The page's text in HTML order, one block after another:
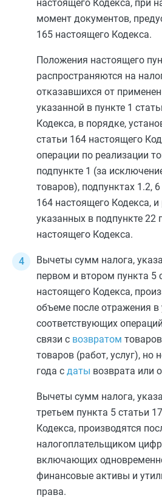
настоящего Кодекса, при
момент документов,
165 настоящего Кодекса.
Положения настоящего
распространяются на
отказавшихся от
указанной в пункте 1
Кодекса, в порядке,
статьи 164 настоящего
операции по реализации
подпункте 1 (за
товаров), подпунктах 1.2, 6
164 настоящего Кодекса, и
указанных в подпункте 22
настоящего Кодекса.
Вычеты сумм налога,
первом и втором пункта 5
настоящего Кодекса,
объеме после отражения в
соответствующих
связи с возвратом
товаров (работ, услуг), но
года с даты возврата или
Вычеты сумм налога,
третьем пункта 5 статьи
Кодекса, производятся
налогоплательщиком
включающих
финансовые активы и
права.